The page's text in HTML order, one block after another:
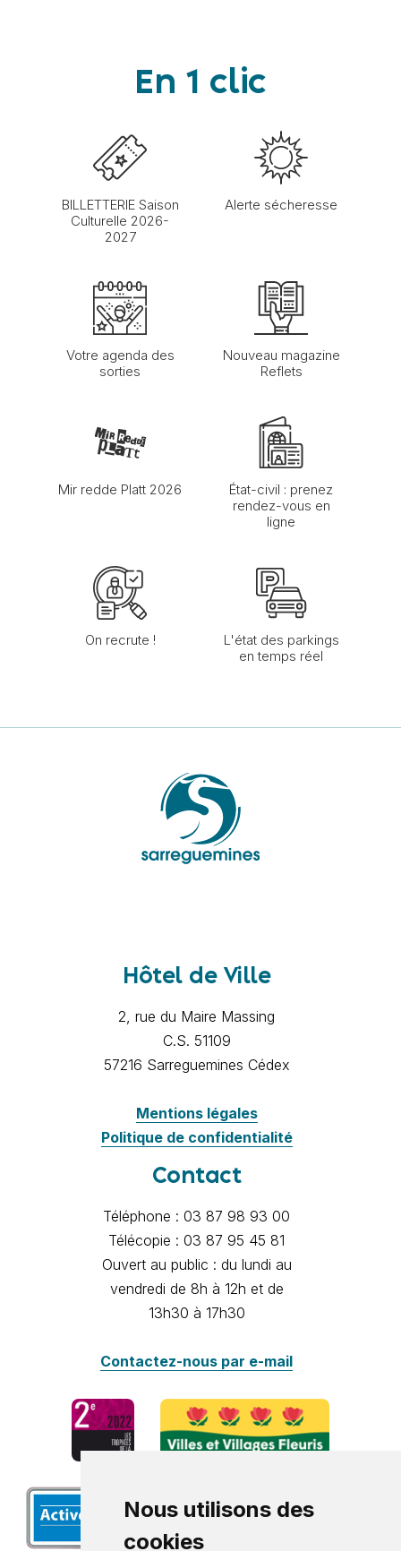
Nous utilisons des
cookies
En 1 clic
BILLETTERIE Saison
Culturelle 2026-
2027
Alerte sécheresse
Votre agenda des
sorties
Nouveau magazine
Reflets
Mir redde Platt 2026
État-civil : prenez
rendez-vous en
ligne
On recrute !
L'état des parkings
en temps réel
Hôtel de Ville
2, rue du Maire Massing
C.S. 51109
57216 Sarreguemines Cédex
Mentions légales
Politique de confidentialité
Contact
Téléphone : 03 87 98 93 00
Télécopie : 03 87 95 45 81
Ouvert au public : du lundi au
vendredi de 8h à 12h et de
13h30 à 17h30
Contactez-nous par e-mail